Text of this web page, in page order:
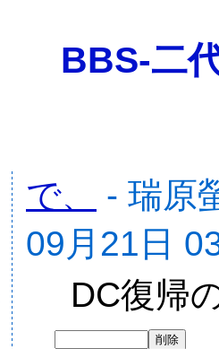
BBS-二
で、
- 瑞原
09月21日
DC復帰